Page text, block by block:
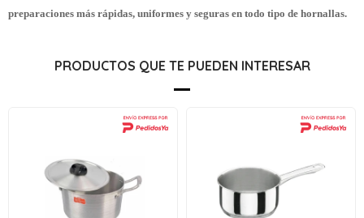
preparaciones más rápidas, uniformes y seguras en todo tipo de hornallas.
PRODUCTOS QUE TE PUEDEN INTERESAR